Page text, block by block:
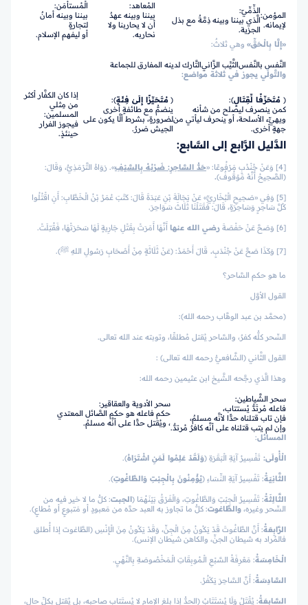
المؤمن:
لإيمانه.
الذِّمِّيّ:
الَّذي بيننا وبينه ذِمَّةٌ مع بذل
الجزية.
المُعاهد:
بيننا وبينه عهدٌ
أن لا يحاربنا ولا
نحاربه.
الْمُستأمَن:
بيننا وبينه أمانٌ
لتجارةٍ
أو ليفهم الإسلام.
«إِلَّا بِالْـحَقِّ» وهي ثلاثٌ:
النَّفس بالنَّفسالثَّيِّب الزَّانيالتَّارك لدينه المفارق للجماعة
والتَّولِّي يجوز في ثلاثة مواضع:
﴿ مُتَحَرِّفًا لِّقِتَالٍ﴾:
كمن ينصرف ليصلح من شأنه
ويهيِّء الأسلحة، أو ينحرف ليأتي من
جهةٍ أخرى.
﴿ مُتَحَيِّزًا إِلَىٰ فِئَةٍ﴾:
ينضمُّ مع طائفةٍ أخرى
لضرورةٍ، بشرط ألَّا يكون على
الجيش ضررٌ.
إذا كان الكفَّار أكثر
من مِثلي
المسلمين:
فيجوز الفرار
حينئذٍ.
الدَّليل الرَّابع إلى السَّابع:
[4] وَعَنْ جُنْدُبٍ مَرْفُوعًا: « حَدُّ السَّاحِرِ: ضَرْبُهُ بِالسَّيْفِ». رَوَاهُ التَّرْمَذِيُّ، وَقَالَ:
(الصَّحِيحُ أَنَّهُ مَوْقُوفٌ).
[5] وَفِي «صَحِيحِ الْبُخَارِيِّ» عَنْ بَجَالَةَ بْنِ عَبَدَةَ قَالَ: كَتَبَ عُمَرُ بْنُ الْـخَطَّابِ: أَنِ اقْتُلُوا
كُلَّ سَاحِرٍ وَسَاحِرَةٍ، قَالَ: فَقَتَلْنَا ثَلَاثَ سَوَاحِرَ.
[6] وَصَحَّ عَنْ حَفْصَةَ رضي الله عنها أَنَّهَا أَمَرَتْ بِقَتْلِ جَارِيةٍ لَهَا سَحَرَتْهَا، فَقُتِلَتْ.
[7] وَكَذَا صَحَّ عَنْ جُنْدَبٍ . قَالَ أَحْمَدُ: (عَنْ ثَلَاثَةٍ مِنْ أَصْحَابِ رَسُولِ اللهِ ﷺ).
ما هو حكم السَّاحر؟
القول الأوَّل
(محمَّد بن عبد الوهَّاب رحمه الله):
السِّحر كلُّه كفرٌ، والسَّاحر يُقتل مُطلقًا، وتوبته عند الله تعالى.
القول الثَّاني (الشَّافعيُّ رحمه الله تعالى) :
وهذا الَّذي رجَّحه الشَّيخ ابن عثيمين رحمه الله:
سحر الشَّياطين:
فاعله مُرتَدٌّ يُستتاب،
فإن تاب قتلناه حدًّا لأنَّه مسلمٌ،
وإن لم يتب قتلناه على أنَّه كافرٌ مُرتدٌّ.
سحر الأدوية والعقاقير:
حكم فاعله هو حكم الصَّائل المعتدي
، ويُقتل حدًّا على أنَّه مسلمٌ.
المسائل:
الْأُولَى: تَفْسِيرُ آيَةِ الْبَقَرَةِ ﴿وَلَقَدْ عَلِمُوا لَمَنِ اشْتَرَاهُ﴾.
الثَّانِيَةُ: تَفْسِيرُ آيَةِ النِّسَاءِ ﴿يُؤْمِنُونَ بِالْجِبْتِ وَالطَّاغُوتِ﴾.
الثَّالِثَةُ: تَفْسِيرُ الْجِبْتِ وَالطَّاغُوتِ، وَالْفَرْقُ بَيْنَهُمَا (الجبت: كلُّ ما لا خير فيه من
السِّحر وغيره، والطَّاغوت: كلُّ ما تجاوز به العبد حدَّه من مَعبودٍ أو مَتبوعٍ أو مُطاعٍ).
الرَّابِعَةُ: أَنَّ الطَّاغُوتَ قَدْ يَكُونُ مِنَ الْجِنِّ، وَقَدْ يَكُونُ مِنَ الْإِنْسِ (الطَّاغوت إذا أُطلق
فالمُراد به شيطان الجنِّ، والكاهن شيطان الإنس).
الْـخَامِسَةُ: مَعْرِفَةُ السَّبْعِ الْـمُوبِقَاتِ الْـمَخْصُوصَةِ بِالنَّهْيِ.
السَّادِسَةُ: أَنَّ السَّاحِرَ يَكْفُرُ.
السَّابِعَةُ: يُقْتَلُ وَلَا يُسْتَتَابُ (الحدُّ إذا بلغ الإمام لا يُستَتاب صاحبه، بل يُقتل بكلِّ حالٍ،